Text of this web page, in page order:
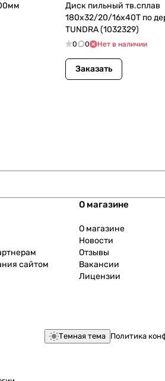
Диск пильный тв.сплав
180х32/20/16х40Т по
TUNDRA (1032329)
0 0 Нет в наличии
Заказать
сайтом
О магазине
О магазине
Новости
Отзывы
Вакансии
Лицензии
Темная тема Политика